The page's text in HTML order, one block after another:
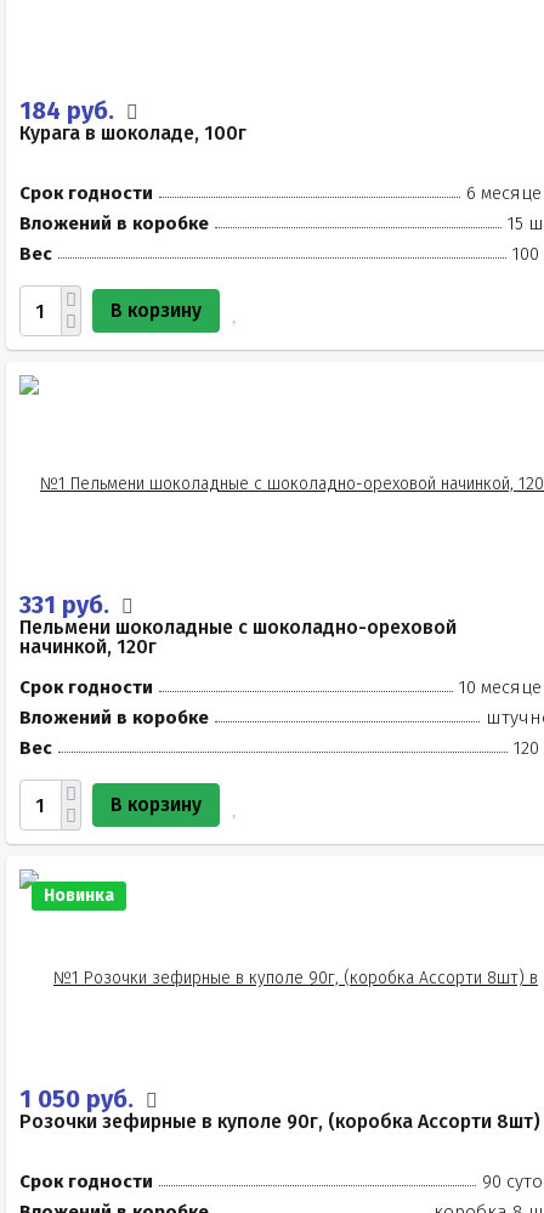
184 руб.
Курага в шоколаде, 100г
Срок годности
6
Вложений в коробке
15
Вес
100
В корзину
331 руб.
Пельмени шоколадные с шоколадно-ореховой
начинкой, 120г
Срок годности
10
Вложений в коробке
Вес
120
В корзину
Новинка
1 050 руб.
Розочки зефирные в куполе 90г, (коробка Ассорти 8шт)
Срок годности
90